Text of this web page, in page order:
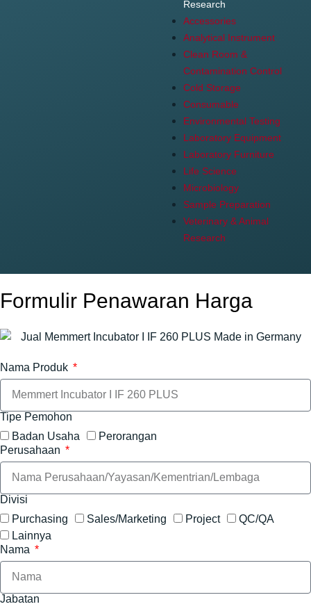
Research
Accessories
Analytical Instrument
Clean Room &
Contamination Control
Cold Storage
Consumable
Environmental Testing
Laboratory Equipment
Laboratory Furniture
Life Science
Microbiology
Sample Preparation
Veterinary & Animal
Research
Formulir Penawaran Harga
Nama Produk
Tipe Pemohon
Badan Usaha
Perorangan
Perusahaan
Divisi
Purchasing
Sales/Marketing Project
QC/QA
Lainnya
Nama
Jabatan